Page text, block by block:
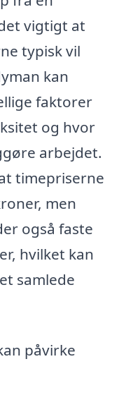
vigtigt at
typisk vil
kan
faktorer
og hvor
arbejdet.
timepriserne
men
også faste
hvilket kan
samlede
påvirke